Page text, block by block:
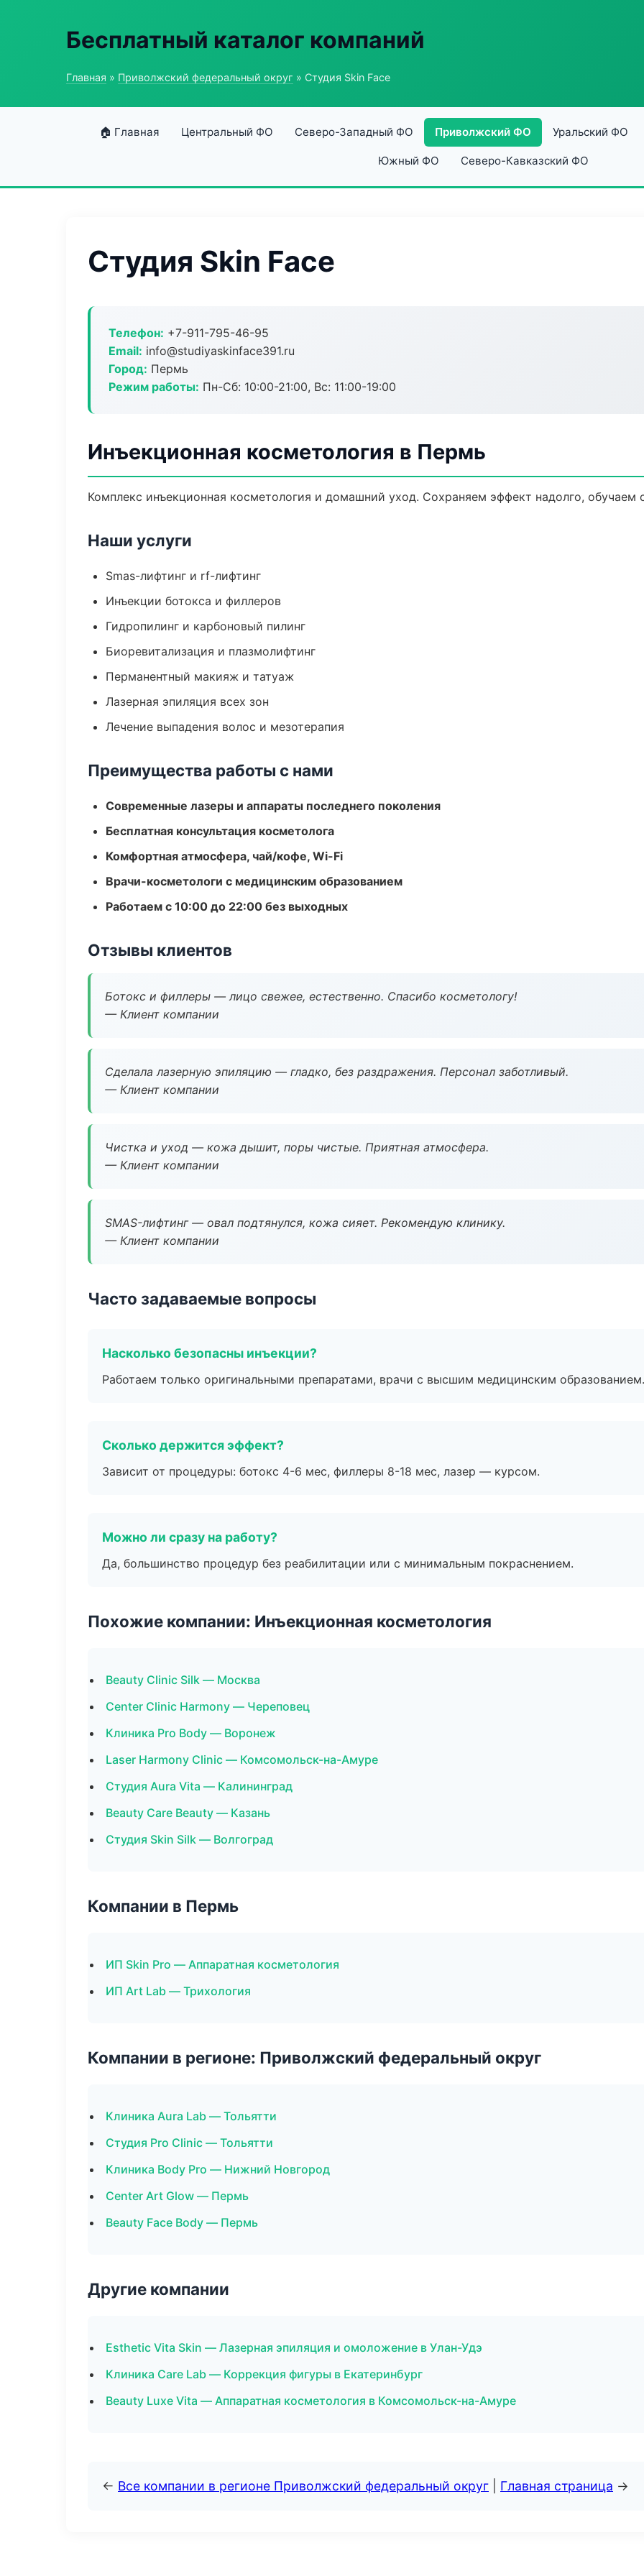
Бесплатный каталог компаний
Главная » Приволжский федеральный округ » Студия Skin Face
🏠 Главная Центральный ФО Северо-Западный ФО Приволжский ФО Уральский ФО
Южный ФО Северо-Кавказский ФО
Студия Skin Face
Телефон: +7-911-795-46-95
Email: info@studiyaskinface391.ru
Город: Пермь
Режим работы: Пн-Сб: 10:00-21:00, Вс: 11:00-19:00
Инъекционная косметология в Пермь
Комплекс инъекционная косметология и домашний уход. Сохраняем эффект надолго, обучаем
Наши услуги
Smas-лифтинг и rf-лифтинг
Инъекции ботокса и филлеров
Гидропилинг и карбоновый пилинг
Биоревитализация и плазмолифтинг
Перманентный макияж и татуаж
Лазерная эпиляция всех зон
Лечение выпадения волос и мезотерапия
Преимущества работы с нами
Современные лазеры и аппараты последнего поколения
Бесплатная консультация косметолога
Комфортная атмосфера, чай/кофе, Wi-Fi
Врачи-косметологи с медицинским образованием
Работаем с 10:00 до 22:00 без выходных
Отзывы клиентов
Ботокс и филлеры — лицо свежее, естественно. Спасибо косметологу!
— Клиент компании
Сделала лазерную эпиляцию — гладко, без раздражения. Персонал заботливый.
— Клиент компании
Чистка и уход — кожа дышит, поры чистые. Приятная атмосфера.
— Клиент компании
SMAS-лифтинг — овал подтянулся, кожа сияет. Рекомендую клинику.
— Клиент компании
Часто задаваемые вопросы
Насколько безопасны инъекции?
Работаем только оригинальными препаратами, врачи с высшим медицинским образованием.
Сколько держится эффект?
Зависит от процедуры: ботокс 4-6 мес, филлеры 8-18 мес, лазер — курсом.
Можно ли сразу на работу?
Да, большинство процедур без реабилитации или с минимальным покраснением.
Похожие компании: Инъекционная косметология
Beauty Clinic Silk — Москва
Center Clinic Harmony — Череповец
Клиника Pro Body — Воронеж
Laser Harmony Clinic — Комсомольск-на-Амуре
Студия Aura Vita — Калининград
Beauty Care Beauty — Казань
Студия Skin Silk — Волгоград
Компании в Пермь
ИП Skin Pro — Аппаратная косметология
ИП Art Lab — Трихология
Компании в регионе: Приволжский федеральный округ
Клиника Aura Lab — Тольятти
Студия Pro Clinic — Тольятти
Клиника Body Pro — Нижний Новгород
Center Art Glow — Пермь
Beauty Face Body — Пермь
Другие компании
Esthetic Vita Skin — Лазерная эпиляция и омоложение в Улан-Удэ
Клиника Care Lab — Коррекция фигуры в Екатеринбург
Beauty Luxe Vita — Аппаратная косметология в Комсомольск-на-Амуре
← Все компании в регионе Приволжский федеральный округ Главная страница →